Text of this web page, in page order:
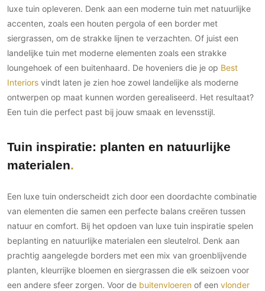
luxe tuin opleveren. Denk aan een moderne tuin met natuurlijke
accenten, zoals een houten pergola of een border met
siergrassen, om de strakke lijnen te verzachten. Of juist een
landelijke tuin met moderne elementen zoals een strakke
loungehoek of een buitenhaard. De hoveniers die je op Best
Interiors vindt laten je zien hoe zowel landelijke als moderne
ontwerpen op maat kunnen worden gerealiseerd. Het resultaat?
Een tuin die perfect past bij jouw smaak en levensstijl.
Tuin inspiratie: planten en natuurlijke
materialen
Een luxe tuin onderscheidt zich door een doordachte combinatie
van elementen die samen een perfecte balans creëren tussen
natuur en comfort. Bij het opdoen van luxe tuin inspiratie spelen
beplanting en natuurlijke materialen een sleutelrol. Denk aan
prachtig aangelegde borders met een mix van groenblijvende
planten, kleurrijke bloemen en siergrassen die elk seizoen voor
een andere sfeer zorgen. Voor de buitenvloeren of een vlonder